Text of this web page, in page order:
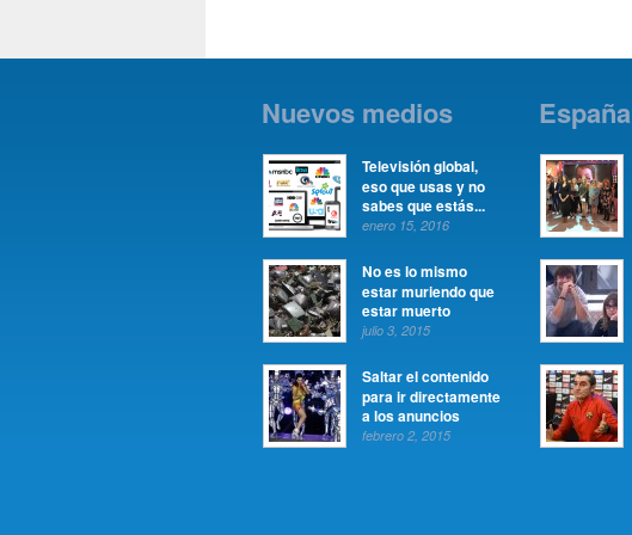
Nuevos medios
Televisión global,
eso que usas y no
sabes que estás...
enero 15, 2016
No es lo mismo
estar muriendo que
estar muerto
julio 3, 2015
Saltar el contenido
para ir directamente
a los anuncios
febrero 2, 2015
España